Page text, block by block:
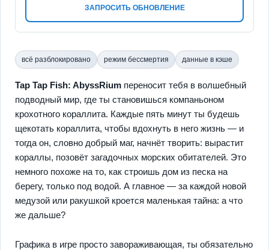
ЗАПРОСИТЬ ОБНОВЛЕНИЕ
всё разблокировано режим бессмертия данные в кэше
Tap Tap Fish: AbyssRium переносит тебя в волшебный
подводный мир, где ты становишься компаньоном
крохотного кораллита. Каждые пять минут ты будешь
щекотать кораллита, чтобы вдохнуть в него жизнь — и
тогда он, словно добрый маг, начнёт творить: вырастит
кораллы, позовёт загадочных морских обитателей. Это
немного похоже на то, как строишь дом из песка на
берегу, только под водой. А главное — за каждой новой
медузой или ракушкой кроется маленькая тайна: а что
же дальше?
Графика в игре просто завораживающая, ты обязательно